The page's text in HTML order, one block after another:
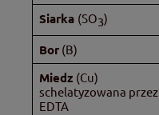
Siarka (SO3)
Bor (B)
Miedz (Cu)
schelatyzowana przez
EDTA